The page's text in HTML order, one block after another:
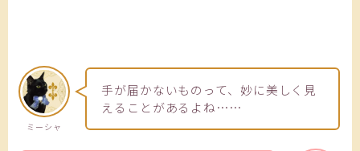
ミーシャ
手が届かないものって、妙に美しく見
えることがあるよね……